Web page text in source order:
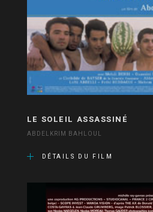
LE SOLEIL ASSASSINÉ
ABDELKRIM BAHLOUL
DÉTAILS DU FILM